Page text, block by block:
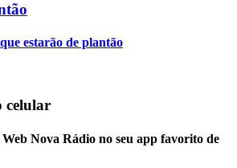
estarão de plantão
celular
Web Nova Rádio no seu app favorito de